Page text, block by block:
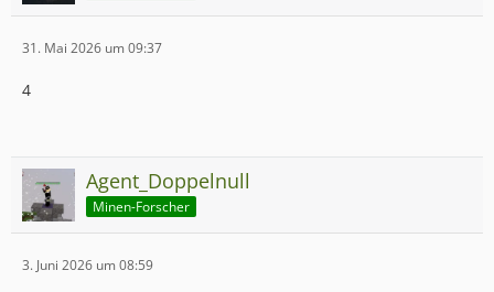
31. Mai 2026 um 09:37
4
Agent_Doppelnull
Minen-Forscher
3. Juni 2026 um 08:59